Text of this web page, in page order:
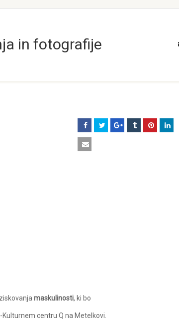
in fotografije
maskulinosti, ki bo
centru Q na Metelkovi.